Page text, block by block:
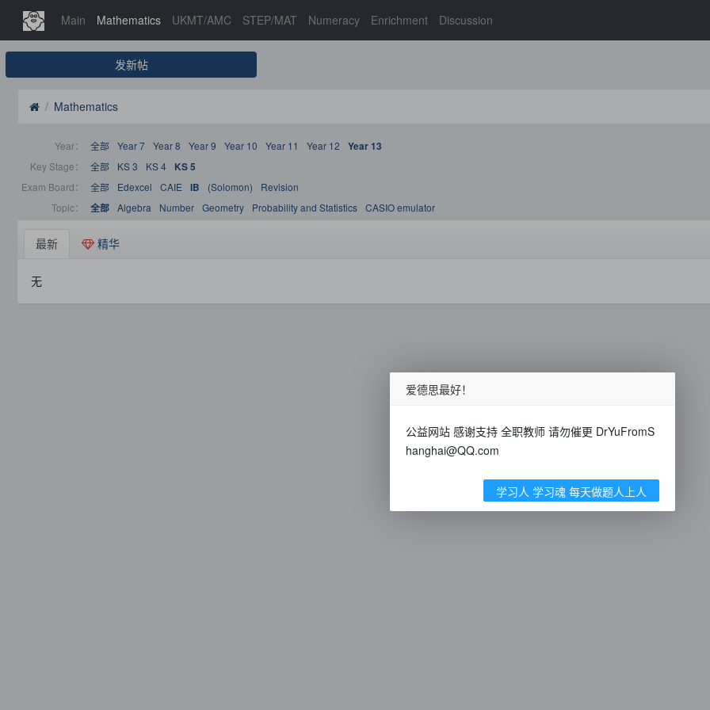
Main Mathematics UKMT/AMC STEP/MAT Numeracy Enrichment Discussion
发新帖
Mathematics
Year： 全部 Year 7 Year 8 Year 9 Year 10 Year 11 Year 12
Year 13
Key Stage：
全部 KS 3 KS 4
KS 5
Exam Board：
全部 Edexcel CAIE IB (Solomon)
Revision
Topic：
全部 Algebra Number Geometry Probability and Statistics CASIO emulator
最新 精华
无
爱德思最好！
公益网站 感谢支持 全职教师 请勿催更 DrYuFromS
hanghai@QQ.com
学习人 学习魂 每天做题人上人